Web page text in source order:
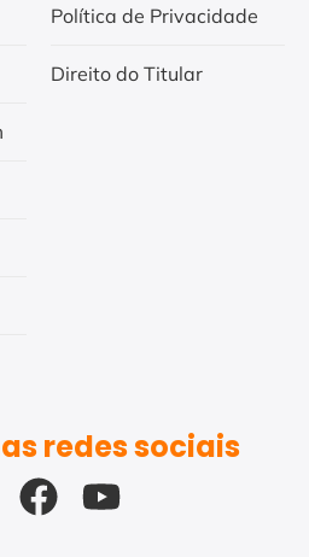
Política de Privacidade
Direito do Titular
redes sociais